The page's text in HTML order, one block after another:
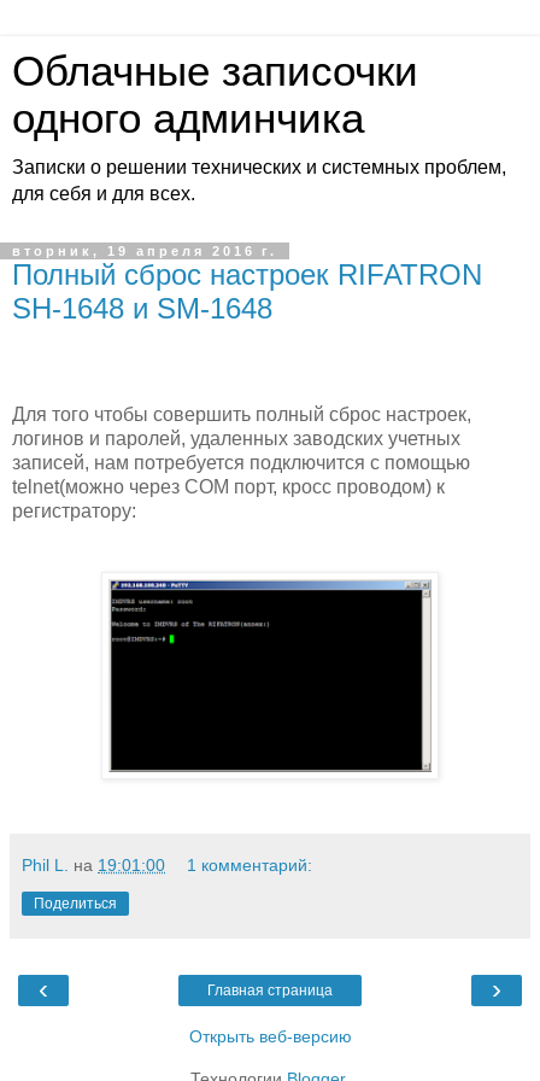
Облачные записочки
одного админчика
Записки о решении технических и системных проблем,
для себя и для всех.
вторник, 19 апреля 2016 г.
Полный сброс настроек RIFATRON
SH-1648 и SM-1648
Для того чтобы совершить полный сброс настроек,
логинов и паролей, удаленных заводских учетных
записей, нам потребуется подключится с помощью
telnet(можно через COM порт, кросс проводом) к
регистратору:
Phil L. на 19:01:00 1 комментарий:
Поделиться
‹ ›
Главная страница
Открыть веб-версию